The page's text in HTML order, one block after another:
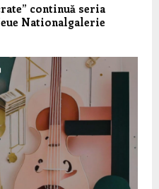
continuă seria
Nationalgalerie